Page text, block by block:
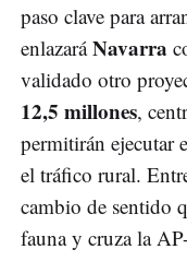
paso clave para
enlazaráNavarra
validado otro
12,5 millones,
permitirán ejecutar
el tráfico rural.
cambio de sentido
fauna y cruza la